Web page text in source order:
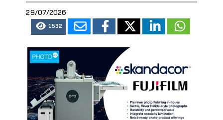
29/07/2026
1532